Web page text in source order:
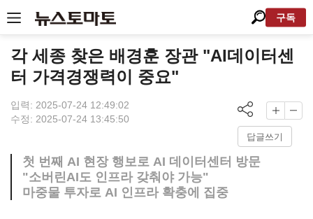
구독
각 세종 찾은 배경훈 장관 "AI데이터센
터 가격경쟁력이 중요"
입력: 2025-07-24 12:49:02
수정: 2025-07-24 13:45:50
답글쓰기
첫 번째 AI 현장 행보로 AI 데이터센터 방문
"소버린AI도 인프라 갖춰야 가능"
마중물 투자로 AI 인프라 확충에 집중